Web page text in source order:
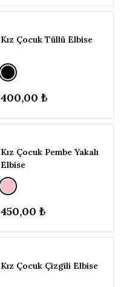
Kız Çocuk Tüllü Elbise
400,00 ₺
Kız Çocuk Pembe Yakalı
Elbise
450,00 ₺
Kız Çocuk Çizgili Elbise